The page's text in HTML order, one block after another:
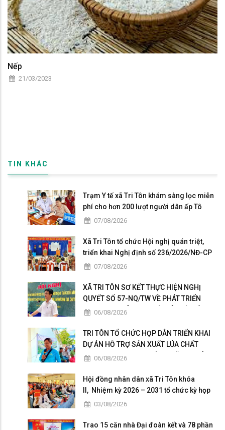
Nếp
21/03/2023
TIN KHÁC
Trạm Y tế xã Tri Tôn khám sàng lọc miễn
phí cho hơn 200 lượt người dân ấp Tô
Thuận.07/08/2026
Xã Tri Tôn tổ chức Hội nghị quán triệt,
triển khai Nghị định số 236/2026/NĐ-CP
và Nghị định số 241/2026/NĐ-CP của
07/08/2026
XÃ TRI TÔN SƠ KẾT THỰC HIỆN NGHỊ
QUYẾT SỐ 57-NQ/TW VỀ PHÁT TRIỂN
KHOA HỌC, CÔNG NGHỆ, ĐỔI MỚI SÁNG
06/08/2026
TRI TÔN TỔ CHỨC HỌP DÂN TRIỂN KHAI
DỰ ÁN HỖ TRỢ SẢN XUẤT LÚA CHẤT
LƯỢNG CAO THEO HƯỚNG HỮU CƠ VÀ
06/08/2026
Hội đồng nhân dân xã Tri Tôn khóa
II, Nhiệm kỳ 2026 – 2031 tổ chức kỳ họp
thứ 4 giữa năm 2026
03/08/2026
Trao 15 căn nhà Đại đoàn kết và 78 phần